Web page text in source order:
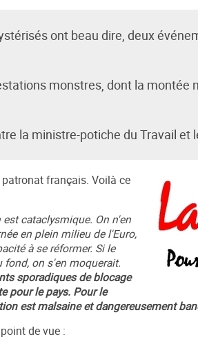
ont beau dire, deux
monstres, dont la montée
la ministre-potiche du Travail et
français. Voilà ce
cataclysmique. On n'en
en plein milieu de l'Euro,
à se réformer. Si le
on s'en moquerait.
sporadiques de blocage
pour le pays. Pour le
est malsaine et dangereusement
de vue :